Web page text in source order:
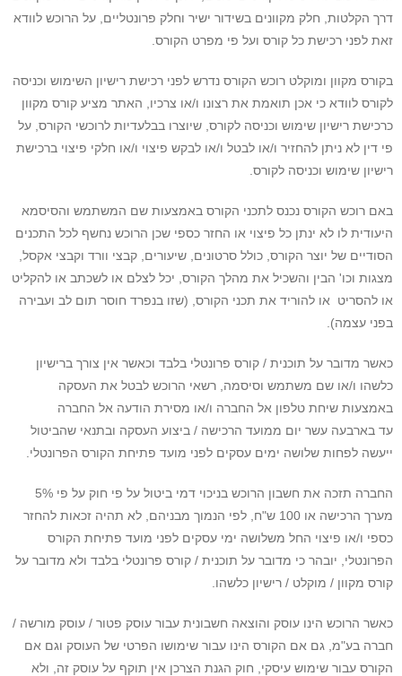
דרך הקלטות, חלק מקוונים בשידור ישיר וחלק פרונטליים, על הרוכש לוודא
זאת לפני רכישת כל קורס ועל פי מפרט הקורס.
בקורס מקוון ומוקלט רוכש הקורס נדרש לפני רכישת רישיון השימוש וכניסה
לקורס לוודא כי אכן תואמת את רצונו ו/או צרכיו, האתר מציע קורס מקוון
כרכישת רישיון שימוש וכניסה לקורס, שיוצרו בבלעדיות לרוכשי הקורס, על
פי דין לא ניתן להחזיר ו/או לבטל ו/או לבקש פיצוי ו/או חלקי פיצוי ברכישת
רישיון שימוש וכניסה לקורס.
באם רוכש הקורס נכנס לתכני הקורס באמצעות שם המשתמש והסיסמא
היעודית לו לא ינתן כל פיצוי או החזר כספי שכן הרוכש נחשף לכל התכנים
הסודיים של יוצר הקורס, כולל סרטונים, שיעורים, קבצי וורד וקבצי אקסל,
מצגות וכו' הבין והשכיל את מהלך הקורס, יכל לצלם או לשכתב או להקליט
או להסריט או להוריד את תכני הקורס, (שזו בנפרד חוסר תום לב ועבירה
בפני עצמה).
כאשר מדובר על תוכנית / קורס פרונטלי בלבד וכאשר אין צורך ברישיון
כלשהו ו/או שם משתמש וסיסמה, רשאי הרוכש לבטל את העסקה
באמצעות שיחת טלפון אל החברה ו/או מסירת הודעה אל החברה
עד בארבעה עשר יום ממועד הרכישה / ביצוע העסקה ובתנאי שהביטול
ייעשה לפחות שלושה ימים עסקים לפני מועד פתיחת הקורס הפרונטלי.
החברה תזכה את חשבון הרוכש בניכוי דמי ביטול על פי חוק על פי 5%
מערך הרכישה או 100 ש"ח, לפי הנמוך מבניהם, לא תהיה זכאות להחזר
כספי ו/או פיצוי החל משלושה ימי עסקים לפני מועד פתיחת הקורס
הפרונטלי, יובהר כי מדובר על תוכנית / קורס פרונטלי בלבד ולא מדובר על
קורס מקוון / מוקלט / רישיון כלשהו.
כאשר הרוכש הינו עוסק והוצאה חשבונית עבור עוסק פטור / עוסק מורשה /
חברה בע"מ, גם אם הקורס הינו עבור שימושו הפרטי של העוסק וגם אם
הקורס עבור שימוש עיסקי, חוק הגנת הצרכן אין תוקף על עוסק זה, ולא